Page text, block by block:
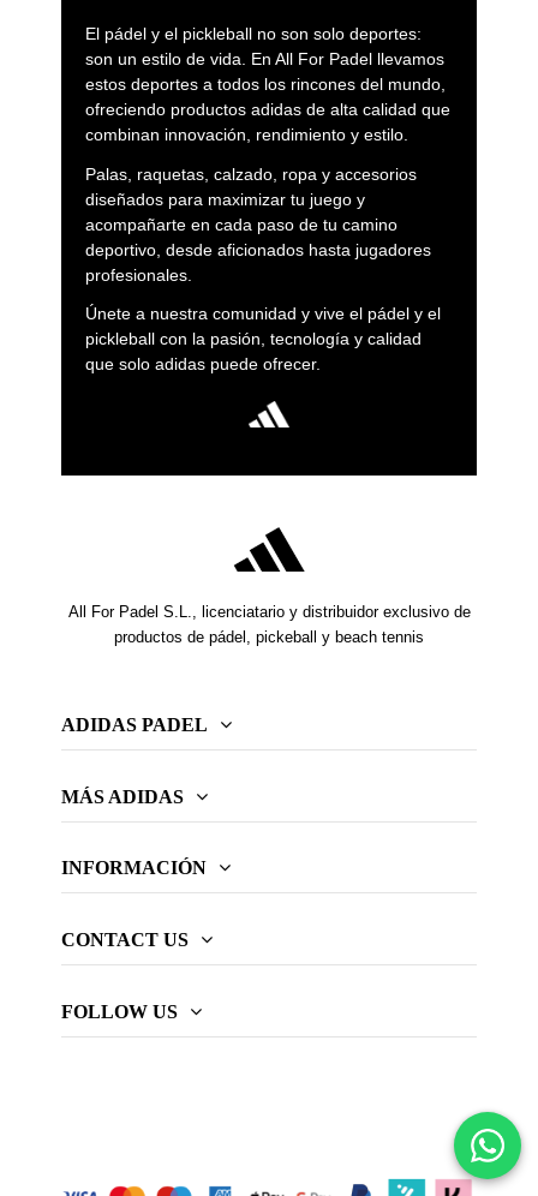
El pádel y el pickleball no son solo deportes:
son un estilo de vida. En All For Padel llevamos
estos deportes a todos los rincones del mundo,
ofreciendo productos adidas de alta calidad que
combinan innovación, rendimiento y estilo.
Palas, raquetas, calzado, ropa y accesorios
diseñados para maximizar tu juego y
acompañarte en cada paso de tu camino
deportivo, desde aficionados hasta jugadores
profesionales.
Únete a nuestra comunidad y vive el pádel y el
pickleball con la pasión, tecnología y calidad
que solo adidas puede ofrecer.
All For Padel S.L., licenciatario y distribuidor exclusivo de
productos de pádel, pickeball y beach tennis
ADIDAS PADEL
MÁS ADIDAS
INFORMACIÓN
CONTACT US
FOLLOW US